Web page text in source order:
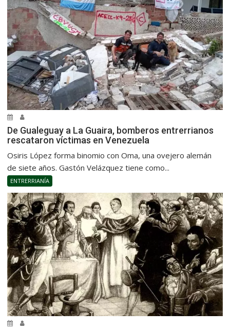
De Gualeguay a La Guaira, bomberos entrerrianos
rescataron víctimas en Venezuela
Osiris López forma binomio con Oma, una ovejero alemán
de siete años. Gastón Velázquez tiene como...
ENTRERRIANÍA